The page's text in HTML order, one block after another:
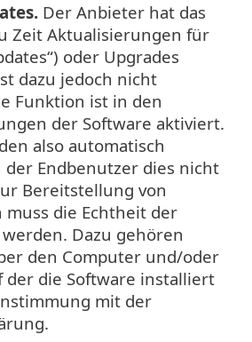
Der Anbieter hat das
Zeit Aktualisierungen für
oder Upgrades
dazu jedoch nicht
Funktion ist in den
der Software aktiviert.
also automatisch
Endbenutzer dies nicht
Bereitstellung von
die Echtheit der
Dazu gehören
den Computer und/oder
der die Software installiert
mit der